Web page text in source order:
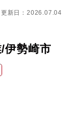
更新日：2026.07.04
/伊勢崎市